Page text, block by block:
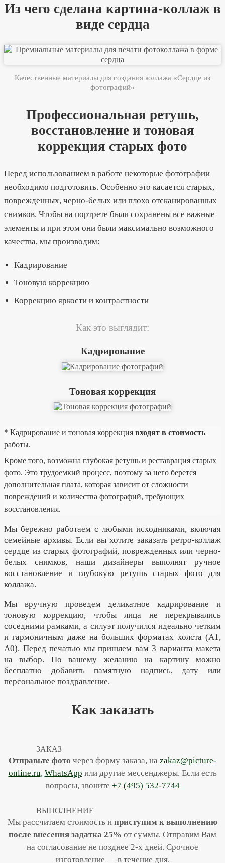
Из чего сделана картина-коллаж в
виде сердца
Качественные материалы для создания коллажа «Сердце из
фотографий»
Профессиональная ретушь,
восстановление и тоновая
коррекция старых фото
Перед использованием в работе некоторые фотографии
необходимо подготовить. Особенно это касается старых,
поврежденных, черно-белых или плохо отсканированных
снимков. Чтобы на портрете были сохранены все важные
элементы и при этом они были максимально возможного
качества, мы производим:
Кадрирование
Тоновую коррекцию
Коррекцию яркости и контрастности
Как это выглядит:
Кадрирование
Тоновая коррекция
* Кадрирование и тоновая коррекция входят в стоимость
работы.
Кроме того, возможна глубокая ретушь и реставрация старых
фото. Это трудоемкий процесс, поэтому за него берется
дополнительная плата, которая зависит от сложности
повреждений и количества фотографий, требующих
восстановления.
Мы бережно работаем с любыми исходниками, включая
семейные архивы. Если вы хотите заказать ретро-коллаж
сердце из старых фотографий, поврежденных или черно-
белых снимков, наши дизайнеры выполнят ручное
восстановление и глубокую ретушь старых фото для
коллажа.
Мы вручную проведем деликатное кадрирование и
тоновую коррекцию, чтобы лица не перекрывались
соседними рамками, а силуэт получился идеально четким
и гармоничным даже на больших форматах холста (А1,
А0). Перед печатью мы пришлем вам 3 варианта макета
на выбор. По вашему желанию на картину можно
бесплатно добавить памятную надпись, дату или
персональное поздравление.
Как заказать
ЗАКАЗ
Отправьте фото через форму заказа, на zakaz@picture-
online.ru, WhatsApp или другие мессенджеры. Если есть
вопросы, звоните +7 (495) 532-7744
ВЫПОЛНЕНИЕ
Мы рассчитаем стоимость и приступим к выполнению
после внесения задатка 25% от суммы. Отправим Вам
на согласование не позднее 2-х дней. Срочное
изготовление — в течение дня.